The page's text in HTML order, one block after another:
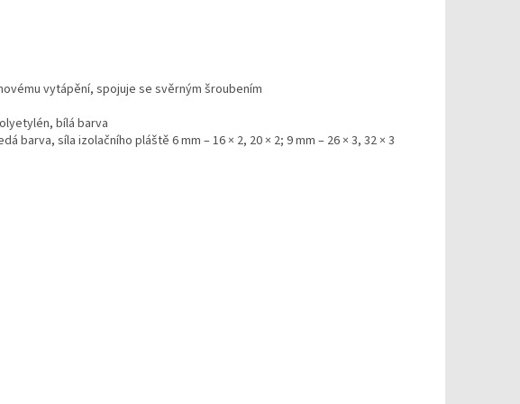
vytápění, spojuje se svěrným šroubením
bílá barva
barva, síla izolačního pláště 6 mm – 16 × 2, 20 × 2; 9 mm – 26 × 3, 32 × 3